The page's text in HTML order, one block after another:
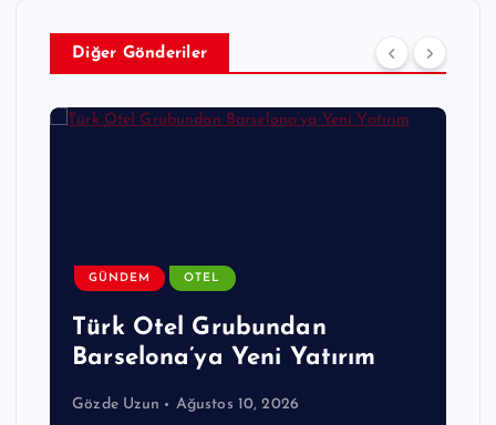
Diğer Gönderiler
GÜNDEM OTEL
Türk Otel Grubundan
Barselona’ya Yeni Yatırım
Gözde Uzun Ağustos 10, 2026